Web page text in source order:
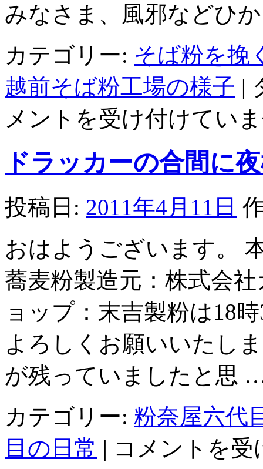
みなさま、風邪などひ
カテゴリー: そば粉を挽
越前そば粉工場の様子 |
メントを受け付けてい
ドラッカーの合間に
投稿日: 2011年4月11日
おはようございます。
蕎麦粉製造元：株式会
ョップ：末吉製粉は18
よろしくお願いいたし
が残っていましたと思
カテゴリー: 粉奈屋六代
目の日常 | コメントを